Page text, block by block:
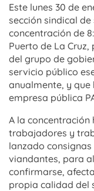
Este lunes 30 de
sección sindical
concentración de
Puerto de La
del grupo de
servicio público
anualmente, y
empresa pública
A la
trabajadores y
lanzado
viandantes, para
confirmarse,
propia calidad del